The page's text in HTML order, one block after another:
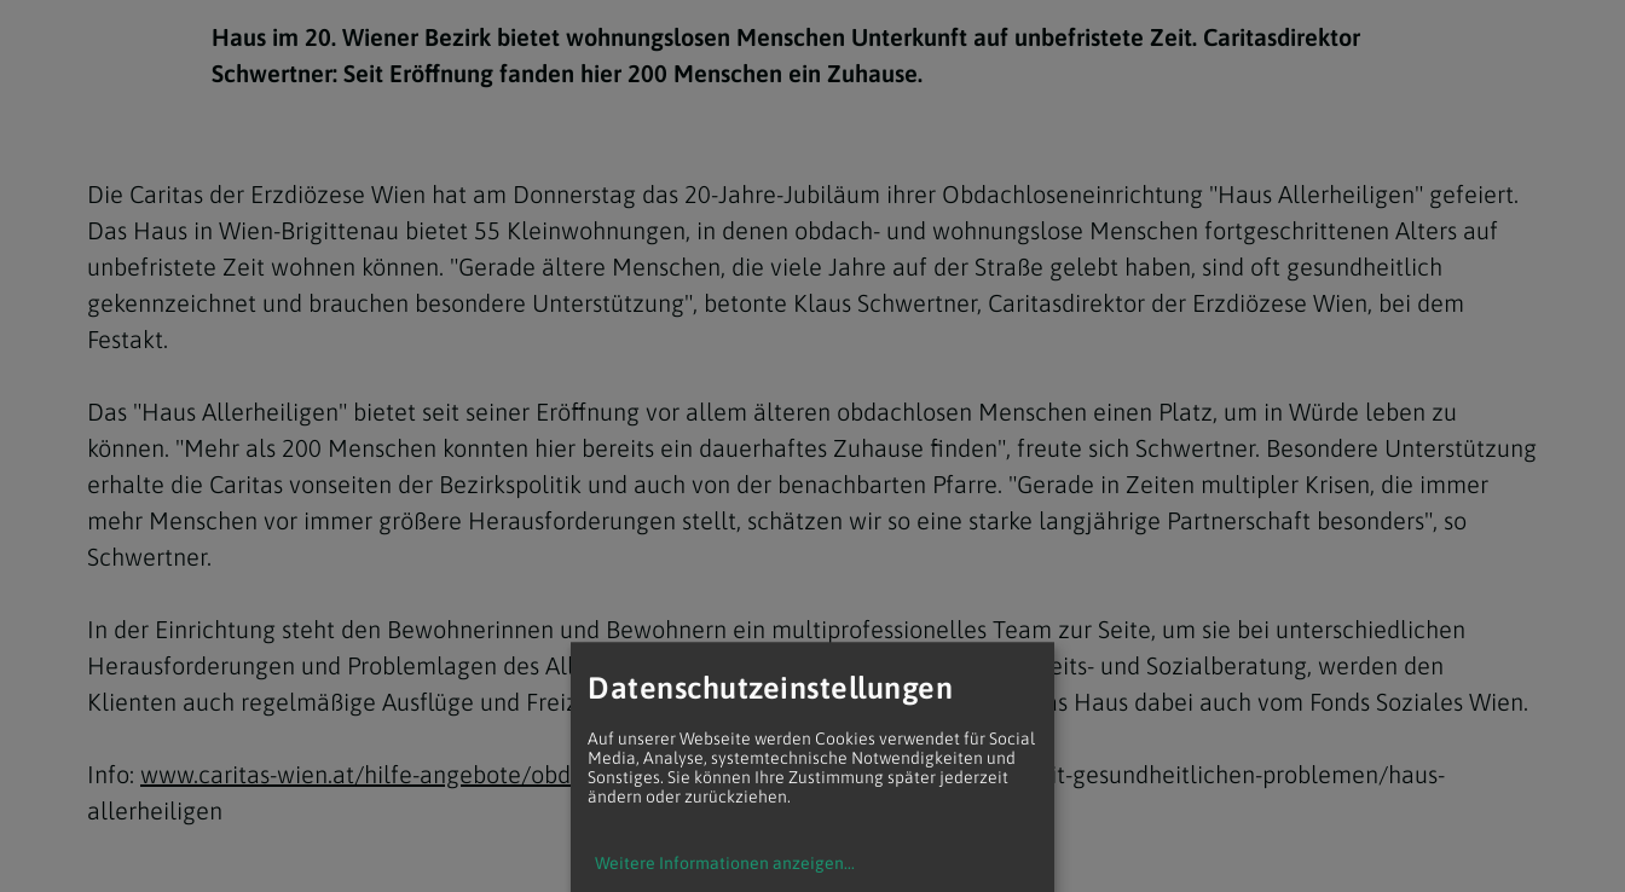
Fastenzeit
Christi Himmelfahrt
Pfingsten
Mariä Himmelfahrt
Erntedank
Allerheiligen und Allerseelen
7 Todsünden
Navigation schließen
Telefonseelsorge
Konservatorium für
Kirchenmusik
Theologische Kurse
Einsamkeit
Navigation schließen
Personen
Anderssprachige Gemeinden
Organigramm
Meldungsarchiv
Navigation schließen
Haus im 20. Wiener Bezirk bietet wohnungslosen Menschen Unterkunft auf unbefristete Zeit. Caritasdirektor
Schwertner: Seit Eröffnung fanden hier 200 Menschen ein Zuhause.
Die Caritas der Erzdiözese Wien hat am Donnerstag das 20-Jahre-Jubiläum ihrer Obdachloseneinrichtung "Haus Allerheiligen" gefeiert.
Das Haus in Wien-Brigittenau bietet 55 Kleinwohnungen, in denen obdach- und wohnungslose Menschen fortgeschrittenen Alters auf
unbefristete Zeit wohnen können. "Gerade ältere Menschen, die viele Jahre auf der Straße gelebt haben, sind oft gesundheitlich
gekennzeichnet und brauchen besondere Unterstützung", betonte Klaus Schwertner, Caritasdirektor der Erzdiözese Wien, bei dem
Festakt.
Das "Haus Allerheiligen" bietet seit seiner Eröffnung vor allem älteren obdachlosen Menschen einen Platz, um in Würde leben zu
können. "Mehr als 200 Menschen konnten hier bereits ein dauerhaftes Zuhause finden", freute sich Schwertner. Besondere Unterstützung
erhalte die Caritas vonseiten der Bezirkspolitik und auch von der benachbarten Pfarre. "Gerade in Zeiten multipler Krisen, die immer
mehr Menschen vor immer größere Herausforderungen stellt, schätzen wir so eine starke langjährige Partnerschaft besonders", so
Schwertner.
In der Einrichtung steht den Bewohnerinnen und Bewohnern ein multiprofessionelles Team zur Seite, um sie bei unterschiedlichen
Herausforderungen und Problemlagen des Alltags zu unterstützen. Neben Wohn-, Gesundheits- und Sozialberatung, werden den
Klienten auch regelmäßige Ausflüge und Freizeitaktivitäten angeboten. Unterstützt wird das Haus dabei auch vom Fonds Soziales Wien.
Info: www.caritas-wien.at/hilfe-angebote/obdach-wohnen/wohnhaeuser/fuer-menschen-mit-gesundheitlichen-problemen/haus-
allerheiligen
Datenschutzeinstellungen
Auf unserer Webseite werden Cookies verwendet für Social
Media, Analyse, systemtechnische Notwendigkeiten und
Sonstiges. Sie können Ihre Zustimmung später jederzeit
ändern oder zurückziehen.
Weitere Informationen anzeigen...